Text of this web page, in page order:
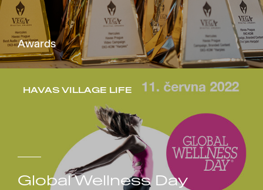
Awards
HAVAS VILLAGE LIFE
Global Wellness Day